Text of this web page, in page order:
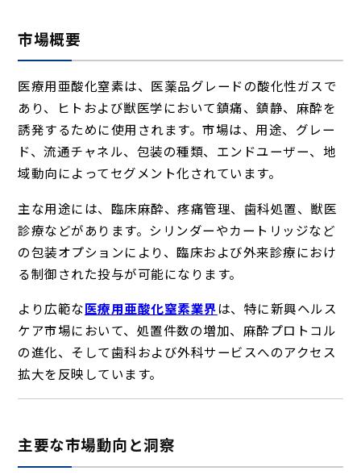
市場概要
医療用亜酸化窒素は、医薬品グレードの酸化性ガスで
あり、ヒトおよび獣医学において鎮痛、鎮静、麻酔を
誘発するために使用されます。市場は、用途、グレー
ド、流通チャネル、包装の種類、エンドユーザー、地
域動向によってセグメント化されています。
主な用途には、臨床麻酔、疼痛管理、歯科処置、獣医
診療などがあります。シリンダーやカートリッジなど
の包装オプションにより、臨床および外来診療におけ
る制御された投与が可能になります。
より広範な医療用亜酸化窒素業界は、特に新興ヘルス
ケア市場において、処置件数の増加、麻酔プロトコル
の進化、そして歯科および外科サービスへのアクセス
拡大を反映しています。
主要な市場動向と洞察